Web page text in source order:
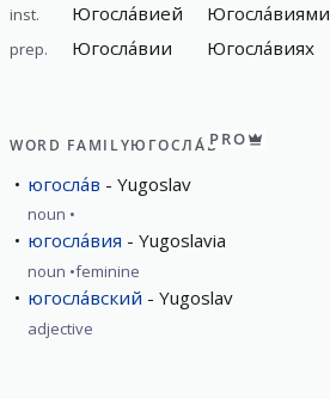
inst. Югосла́вией Югосла́виями
prep. Югосла́вии Югосла́виях
WORD FAMILYЮГОСЛА́ВPRO
югосла́в Yugoslav
noun
югосла́вия Yugoslavia
noun feminine
югосла́вский Yugoslav
adjective